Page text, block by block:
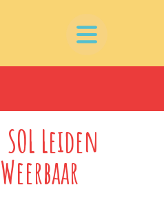
Leiden